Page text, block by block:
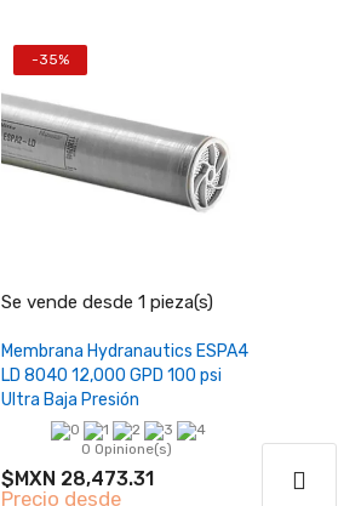
-35%
Se vende desde 1 pieza(s)
− +
Añadir al carrito
Membrana Hydranautics ESPA4
LD 8040 12,000 GPD 100 psi
Ultra Baja Presión
0 Opinione(s)
$MXN 28,473.31
Precio desde